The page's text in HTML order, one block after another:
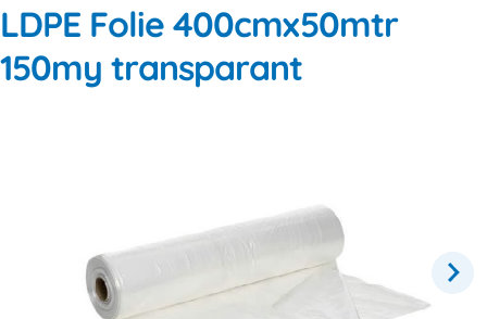
LDPE Folie 400cmx50mtr
150my transparant